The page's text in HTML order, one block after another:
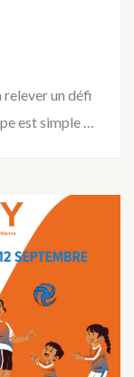
un défi
est simple …